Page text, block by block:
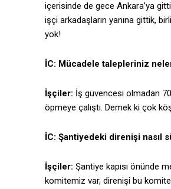
içerisinde de gece Ankara’ya
işçi arkadaşların yanına gittik,
yok!
İC: Mücadele talepleriniz
İşçiler: İş güvencesi olmadan
öpmeye çalıştı. Demek ki çok
İC: Şantiyedeki direnişi nasıl
İşçiler: Şantiye kapısı önünde
komitemiz var, direnişi bu komite